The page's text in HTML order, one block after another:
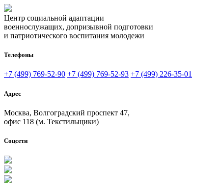
Центр социальной адаптации
военнослужащих, допризывной подготовки
и патриотического воспитания молодежи
Телефоны
+7 (499) 769-52-90 +7 (499) 769-52-93 +7 (499) 226-35-01
Адрес
Москва, Волгоградский проспект 47,
офис 118 (м. Текстильщики)
Соцсети